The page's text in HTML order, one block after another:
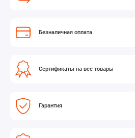
Безналичная оплата
Сертификаты на все товары
Гарантия